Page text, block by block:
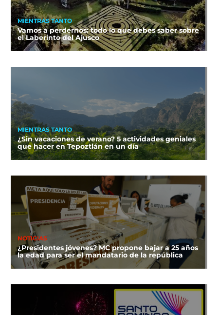
MIENTRAS TANTO
Vamos a perdernos: todo lo que debes saber sobre
el Laberinto del Ajusco
MIENTRAS TANTO
¿Sin vacaciones de verano? 5 actividades geniales
que hacer en Tepoztlán en un día
NOTICIAS
¿Presidentes jóvenes? MC propone bajar a 25 años
la edad para ser el mandatario de la república